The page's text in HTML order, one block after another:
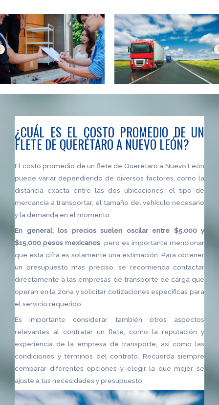
¿CUÁL ES EL COSTO PROMEDIO DE UN
FLETE DE QUERÉTARO A NUEVO LEÓN?
El costo promedio de un flete de Querétaro a Nuevo León
puede variar dependiendo de diversos factores, como la
distancia exacta entre las dos ubicaciones, el tipo de
mercancía a transportar, el tamaño del vehículo necesario
y la demanda en el momento.
En general, los precios suelen oscilar entre $5,000 y
$15,000 pesos mexicanos , pero es importante mencionar
que esta cifra es solamente una estimación. Para obtener
un presupuesto más preciso, se recomienda contactar
directamente a las empresas de transporte de carga que
operan en la zona y solicitar cotizaciones específicas para
el servicio requerido.
Es importante considerar también otros aspectos
relevantes al contratar un flete, como la reputación y
experiencia de la empresa de transporte, así como las
condiciones y términos del contrato. Recuerda siempre
comparar diferentes opciones y elegir la que mejor se
ajuste a tus necesidades y presupuesto.